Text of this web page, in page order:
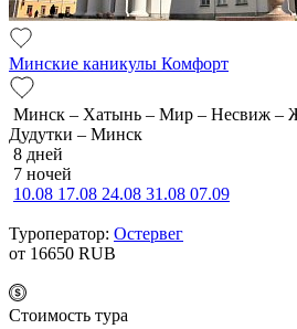
Минские каникулы Комфорт
Минск – Хатынь – Мир – Несвиж –
Дудутки – Минск
8 дней
7 ночей
10.08 17.08 24.08 31.08 07.09
Туроператор: Остервег
от 16650 RUB
Cтоимость тура